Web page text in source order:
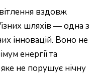
вздовж
шляхів — одна з
інновацій. Воно не
енергії та
яке не порушує нічну